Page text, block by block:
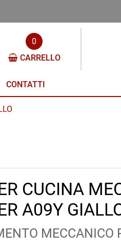
0
CARRELLO
CONTATTI
CUCINA
A09Y
MECCANICO